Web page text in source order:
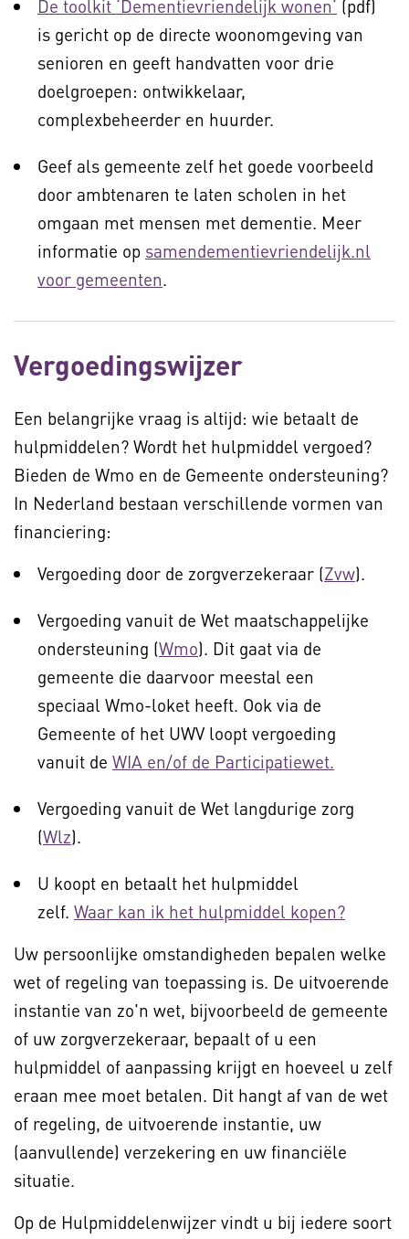
De toolkit ‘Dementievriendelijk wonen’ (pdf)
is gericht op de directe woonomgeving van
senioren en geeft handvatten voor drie
doelgroepen: ontwikkelaar,
complexbeheerder en huurder.
Geef als gemeente zelf het goede voorbeeld
door ambtenaren te laten scholen in het
omgaan met mensen met dementie. Meer
informatie op samendementievriendelijk.nl
voor gemeenten.
Vergoedingswijzer
Een belangrijke vraag is altijd: wie betaalt de
hulpmiddelen? Wordt het hulpmiddel vergoed?
Bieden de Wmo en de Gemeente ondersteuning?
In Nederland bestaan verschillende vormen van
financiering:
Vergoeding door de zorgverzekeraar (Zvw).
Vergoeding vanuit de Wet maatschappelijke
ondersteuning (Wmo). Dit gaat via de
gemeente die daarvoor meestal een
speciaal Wmo-loket heeft. Ook via de
Gemeente of het UWV loopt vergoeding
vanuit de WIA en/of de Participatiewet.
Vergoeding vanuit de Wet langdurige zorg
(Wlz).
U koopt en betaalt het hulpmiddel
zelf. Waar kan ik het hulpmiddel kopen?
Uw persoonlijke omstandigheden bepalen welke
wet of regeling van toepassing is. De uitvoerende
instantie van zo'n wet, bijvoorbeeld de gemeente
of uw zorgverzekeraar, bepaalt of u een
hulpmiddel of aanpassing krijgt en hoeveel u zelf
eraan mee moet betalen. Dit hangt af van de wet
of regeling, de uitvoerende instantie, uw
(aanvullende) verzekering en uw financiële
situatie.
Op de Hulpmiddelenwijzer vindt u bij iedere soort